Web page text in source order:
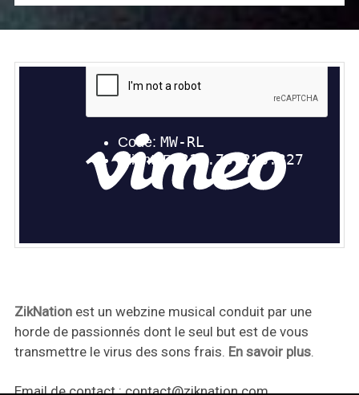
ZikNationest un webzine musical conduit par une
horde de passionnés dont le seul but est de vous
transmettre le virus des sons frais. En savoir plus.
Email de contact :contact@ziknation.com